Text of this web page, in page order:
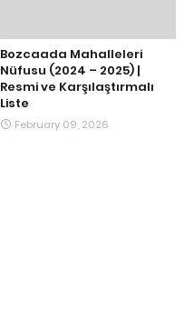
Bozcaada Mahalleleri
Nüfusu (2024 – 2025) |
Resmi ve Karşılaştırmalı
Liste
February 09, 2026